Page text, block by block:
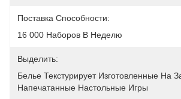
Поставка Способности:
16 000 Наборов В Неделю
Выделить:
Белье Текстурирует Изготовленные На
Напечатанные Настольные Игры